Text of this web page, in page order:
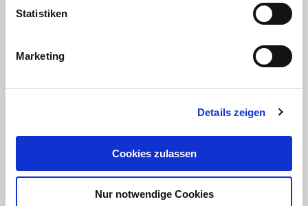
Statistiken
Marketing
Details zeigen
Cookies zulassen
Nur notwendige Cookies